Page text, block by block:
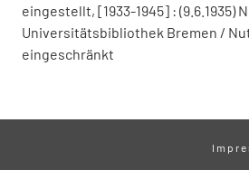
eingestellt, [1933-1945] : (9.6.1935)
Universitätsbibliothek Bremen /
eingeschränkt